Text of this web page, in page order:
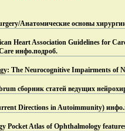
Анатомические основы
Heart Association Guidelines for
инфо.подроб.
The Neurocognitive Impairments of
сборник статей ведущих
Directions in Autoimmunity) инфо.
Pocket Atlas of Ophthalmology